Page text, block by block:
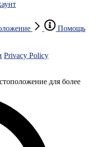
Помощь
Privacy Policy
для более